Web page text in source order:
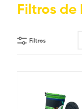
Filtros de
Filtros